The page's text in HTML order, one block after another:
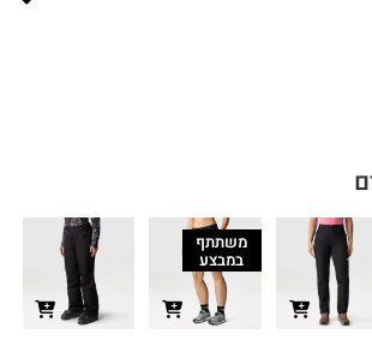
משתתף
במבצע